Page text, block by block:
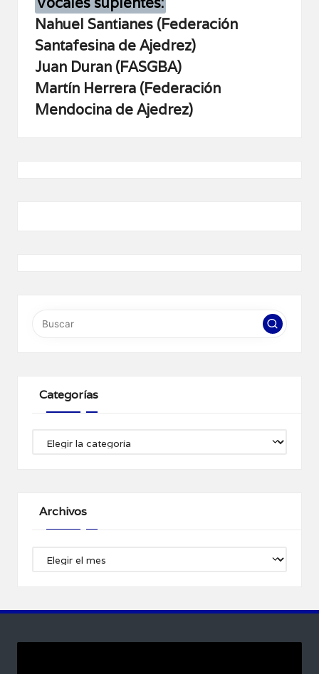
Nahuel Santianes (Federación
Santafesina de Ajedrez)
Juan Duran (FASGBA)
Martín Herrera (Federación
Mendocina de Ajedrez)
Categorías
Archivos
Archivos